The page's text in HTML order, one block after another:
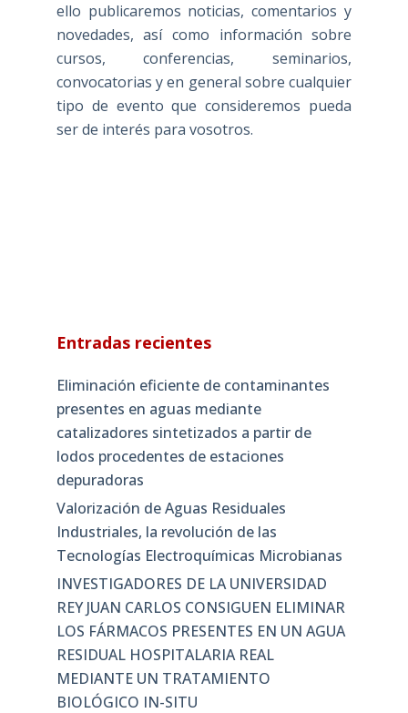
ello publicaremos noticias, comentarios y
novedades, así como información sobre
cursos, conferencias, seminarios,
convocatorias y en general sobre cualquier
tipo de evento que consideremos pueda
ser de interés para vosotros.
Entradas recientes
Eliminación eficiente de contaminantes
presentes en aguas mediante
catalizadores sintetizados a partir de
lodos procedentes de estaciones
depuradoras
Valorización de Aguas Residuales
Industriales, la revolución de las
Tecnologías Electroquímicas Microbianas
INVESTIGADORES DE LA UNIVERSIDAD
REY JUAN CARLOS CONSIGUEN ELIMINAR
LOS FÁRMACOS PRESENTES EN UN AGUA
RESIDUAL HOSPITALARIA REAL
MEDIANTE UN TRATAMIENTO
BIOLÓGICO IN-SITU